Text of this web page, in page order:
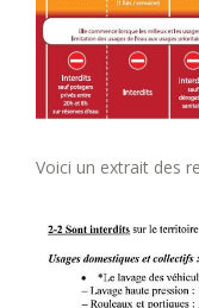
Voici un extrait des